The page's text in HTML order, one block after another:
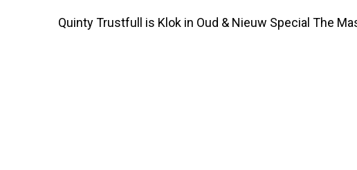
Quinty Trustfull is Klok in Oud & Nieuw Special The